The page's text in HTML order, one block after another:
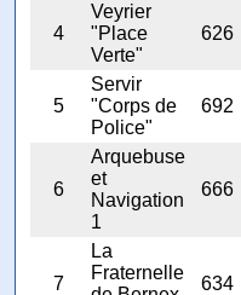
4
Veyrier
"Place
Verte"
626
5
Servir
"Corps de
Police"
692
6
Arquebuse
et
Navigation
1
666
7
La
Fraternelle
634